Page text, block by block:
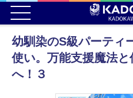
幼馴染のS級パーティ
使い。万能支援魔法
へ！３